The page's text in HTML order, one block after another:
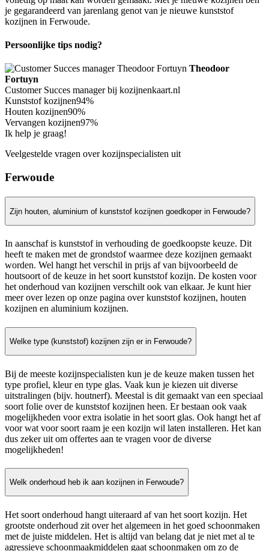
je gegarandeerd van jarenlang genot van je nieuwe kunststof
kozijnen in Ferwoude.
Persoonlijke tips nodig?
Theodoor
Fortuyn
Customer Succes manager bij kozijnenkaart.nl
Kunststof kozijnen94%
Houten kozijnen90%
Vervangen kozijnen97%
Ik help je graag!
Veelgestelde vragen over kozijnspecialisten uit
Ferwoude
Zijn houten, aluminium of kunststof kozijnen goedkoper in Ferwoude?
In aanschaf is kunststof in verhouding de goedkoopste keuze. Dit
heeft te maken met de grondstof waarmee deze kozijnen gemaakt
worden. Wel hangt het verschil in prijs af van bijvoorbeeld de
houtsoort of de keuze in het soort kunststof kozijn. De kosten voor
het onderhoud van kozijnen verschilt ook van elkaar. Je kunt hier
meer over lezen op onze pagina over kunststof kozijnen, houten
kozijnen en aluminium kozijnen.
Welke type (kunststof) kozijnen zijn er in Ferwoude?
Bij de meeste kozijnspecialisten kun je de keuze maken tussen het
type profiel, kleur en type glas. Vaak kun je kiezen uit diverse
uitstralingen (bijv. houtnerf). Meestal is dit gemaakt van een speciaal
soort folie over de kunststof kozijnen heen. Er bestaan ook vaak
mogelijkheden voor extra isolatie in het soort glas. Ook hangt het af
voor wat voor soort raam je een kozijn wil laten installeren. Het kan
dus zeker uit om offertes aan te vragen voor de diverse
mogelijkheden!
Welk onderhoud heb ik aan kozijnen in Ferwoude?
Het soort onderhoud hangt uiteraard af van het soort kozijn. Het
grootste onderhoud zit over het algemeen in het goed schoonmaken
met de juiste middelen. Het is altijd van belang dat je niet met al te
agressieve schoonmaakmiddelen gaat schoonmaken om zo de